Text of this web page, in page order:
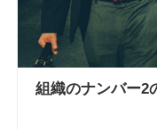
組織のナンバー2